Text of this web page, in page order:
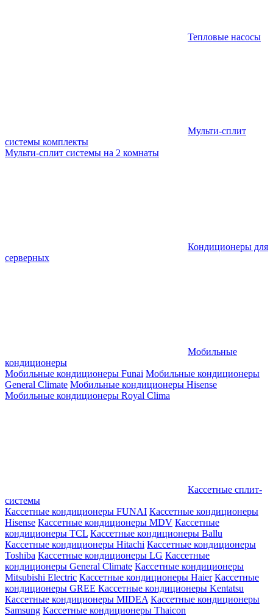
Тепловые насосы
Мульти-сплит
системы комплекты
Мульти-сплит системы на 2 комнаты
Кондиционеры для
серверных
Мобильные
кондиционеры
Мобильные кондиционеры Funai Мобильные кондиционеры
General Climate Мобильные кондиционеры Hisense
Мобильные кондиционеры Royal Clima
Кассетные сплит-
системы
Кассетные кондиционеры FUNAI Кассетные кондиционеры
Hisense Кассетные кондиционеры MDV Кассетные
кондиционеры TCL Кассетные кондиционеры Ballu
Кассетные кондиционеры Hitachi Кассетные кондиционеры
Toshiba Кассетные кондиционеры LG Кассетные
кондиционеры General Climate Кассетные кондиционеры
Mitsubishi Electric Кассетные кондиционеры Haier Кассетные
кондиционеры GREE Кассетные кондиционеры Kentatsu
Кассетные кондиционеры MIDEA Кассетные кондиционеры
Samsung Кассетные кондиционеры Thaicon